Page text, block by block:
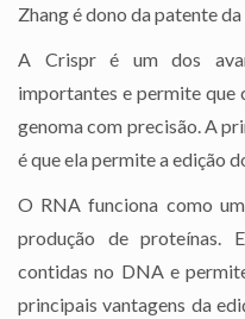
Zhang é dono da patente
A Crispr é um dos
importantes e permite que
genoma com precisão. A
é que ela permite a edição
O RNA funciona como
produção de proteínas.
contidas no DNA e
principais vantagens da